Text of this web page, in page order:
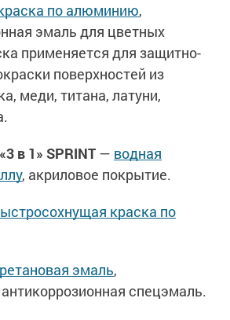
по алюминию,
эмаль для цветных
применяется для защитно-
поверхностей из
меди, титана, латуни,
в 1» SPRINT — водная
, акриловое покрытие.
краска по
эмаль,
спецэмаль.